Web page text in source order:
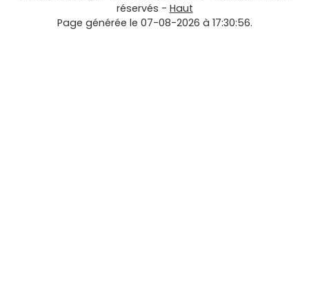
réservés - Haut
Page générée le 07-08-2026 à 17:30:56.